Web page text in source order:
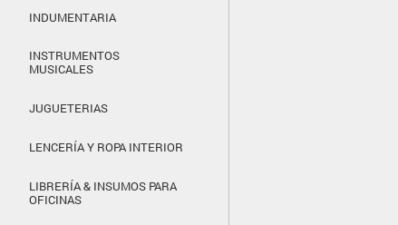
INDUMENTARIA
INSTRUMENTOS
MUSICALES
JUGUETERIAS
LENCERÍA Y ROPA INTERIOR
LIBRERÍA & INSUMOS PARA
OFICINAS